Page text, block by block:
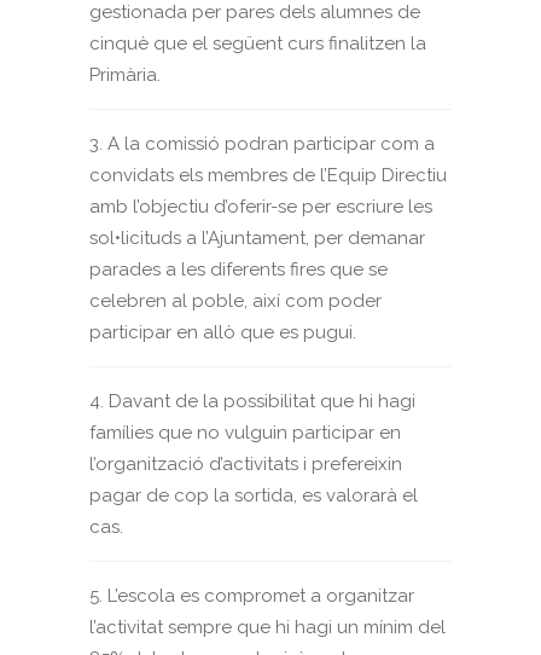
gestionada per pares dels alumnes de
cinquè que el següent curs finalitzen la
Primària.
3. A la comissió podran participar com a
convidats els membres de l’Equip Directiu
amb l’objectiu d’oferir-se per escriure les
sol•licituds a l’Ajuntament, per demanar
parades a les diferents fires que se
celebren al poble, així com poder
participar en allò que es pugui.
4. Davant de la possibilitat que hi hagi
famílies que no vulguin participar en
l’organització d’activitats i prefereixin
pagar de cop la sortida, es valorarà el
cas.
5. L’escola es compromet a organitzar
l’activitat sempre que hi hagi un mínim del